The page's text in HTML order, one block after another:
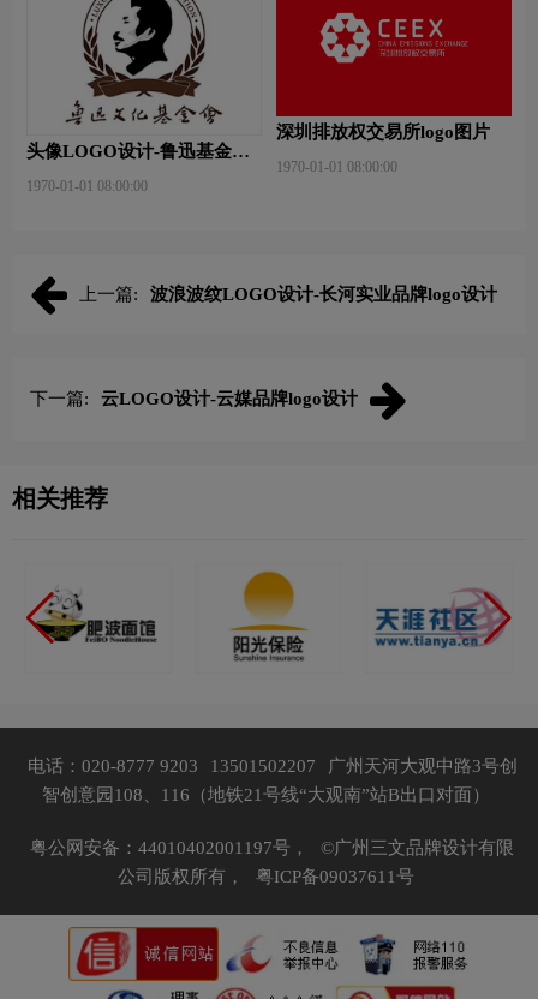
头像LOGO设计-鲁迅基金会
1970-01-01 08:00:00
深圳排放权交易所logo图片
1970-01-01 08:00:00
上一篇: 波浪波纹LOGO设计-长河实业品牌logo设计
下一篇: 云LOGO设计-云媒品牌logo设计
相关推荐
电话：020-8777 9203 13501502207
广州天河大观中路3号创
智创意园108、116（地铁21号线“大观南”站B出口对面）
粤公网安备：44010402001197号，
©广州三文品牌设计有限
公司版权所有，
粤ICP备09037611号